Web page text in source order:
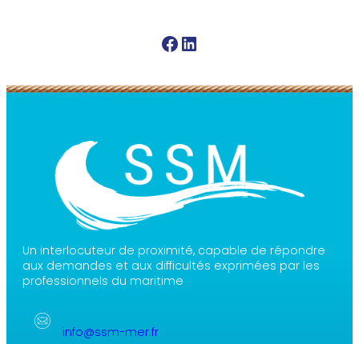
Facebook SSM Linkedin SSM
Un interlocuteur de proximité, capable de répondre
aux demandes et aux difficultés exprimées par les
professionnels du maritime
info@ssm-mer.fr